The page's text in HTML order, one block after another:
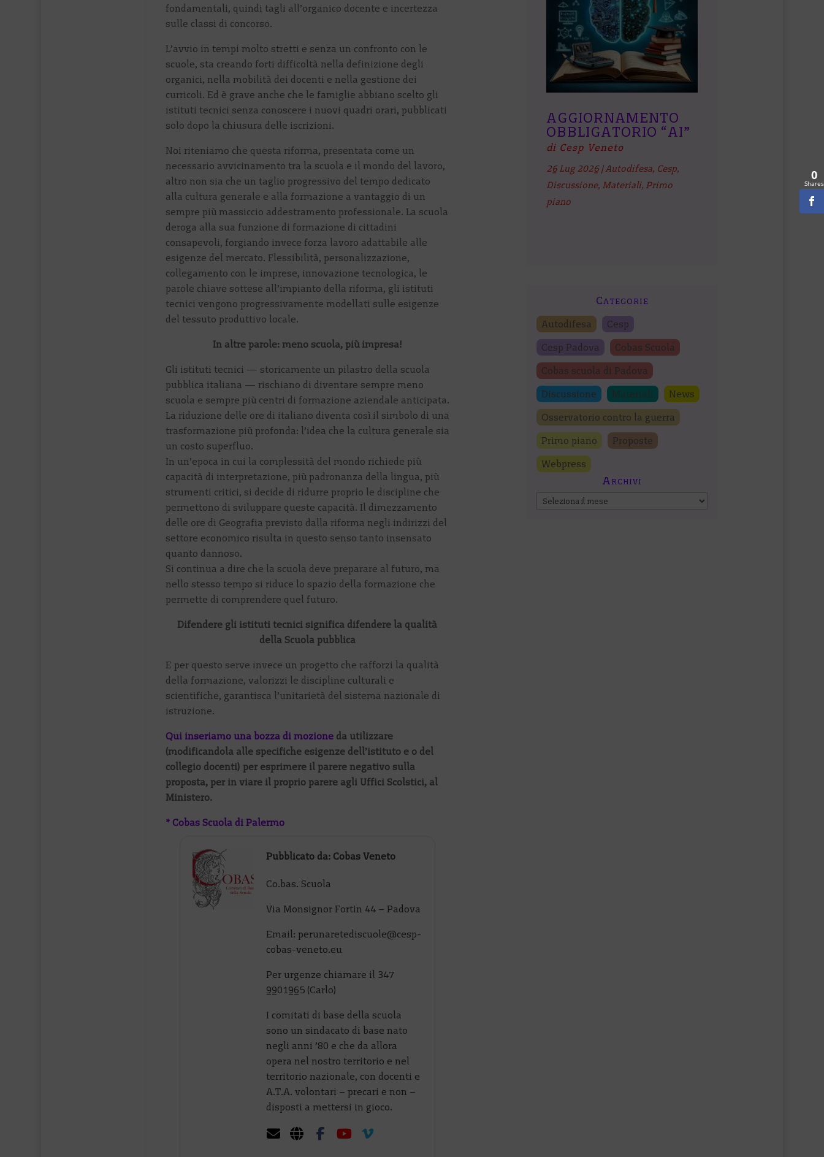
fondamentali, quindi tagli all’organico docente e incertezza
sulle classi di concorso.
L’avvio in tempi molto stretti e senza un confronto con le
scuole, sta creando forti difficoltà nella definizione degli
organici, nella mobilità dei docenti e nella gestione dei
curricoli. Ed è grave anche che le famiglie abbiano scelto gli
istituti tecnici senza conoscere i nuovi quadri orari, pubblicati
solo dopo la chiusura delle iscrizioni.
Noi riteniamo che questa riforma, presentata come un
necessario avvicinamento tra la scuola e il mondo del lavoro,
altro non sia che un taglio progressivo del tempo dedicato
alla cultura generale e alla formazione a vantaggio di un
sempre più massiccio addestramento professionale. La scuola
deroga alla sua funzione di formazione di cittadini
consapevoli, forgiando invece forza lavoro adattabile alle
esigenze del mercato. Flessibilità, personalizzazione,
collegamento con le imprese, innovazione tecnologica, le
parole chiave sottese all’impianto della riforma, gli istituti
tecnici vengono progressivamente modellati sulle esigenze
del tessuto produttivo locale.
In altre parole: meno scuola, più impresa!
Gli istituti tecnici — storicamente un pilastro della scuola
pubblica italiana — rischiano di diventare sempre meno
scuola e sempre più centri di formazione aziendale anticipata.
La riduzione delle ore di italiano diventa così il simbolo di una
trasformazione più profonda: l’idea che la cultura generale sia
un costo superfluo.
In un’epoca in cui la complessità del mondo richiede più
capacità di interpretazione, più padronanza della lingua, più
strumenti critici, si decide di ridurre proprio le discipline che
permettono di sviluppare queste capacità. Il dimezzamento
delle ore di Geografia previsto dalla riforma negli indirizzi del
settore economico risulta in questo senso tanto insensato
quanto dannoso.
Si continua a dire che la scuola deve preparare al futuro, ma
nello stesso tempo si riduce lo spazio della formazione che
permette di comprendere quel futuro.
Difendere gli istituti tecnici significa difendere la qualità
della Scuola pubblica
E per questo serve invece un progetto che rafforzi la qualità
della formazione, valorizzi le discipline culturali e
scientifiche, garantisca l’unitarietà del sistema nazionale di
istruzione.
Qui inseriamo una bozza di mozioneda utilizzare
(modificandola alle specifiche esigenze dell’istituto e o del
collegio docenti) per esprimere il parere negativo sulla
proposta, per in viare il proprio parere agli Uffici Scolstici, al
Ministero.
* Cobas Scuola di Palermo
Pubblicato da: Cobas Veneto
Co.bas. Scuola
Via Monsignor Fortin 44 – Padova
Email: perunaretediscuole@cesp-
cobas-veneto.eu
Per urgenze chiamare il 347
9901965 (Carlo)
I comitati di base della scuola
sono un sindacato di base nato
negli anni ’80 e che da allora
opera nel nostro territorio e nel
territorio nazionale, con docenti e
A.T.A. volontari – precari e non –
disposti a mettersi in gioco.
AGGIORNAMENTO
OBBLIGATORIO “AI”
di Cesp Veneto
26 Lug 2026|Autodifesa, Cesp,
Discussione, Materiali, Primo
piano
Categorie
Autodifesa
Cesp
Cesp Padova
Cobas Scuola
Cobas scuola di Padova
Discussione
Materiali
News
Osservatorio contro la guerra
Primo piano
Proposte
Webpress
Archivi
Archivi
0
Shares